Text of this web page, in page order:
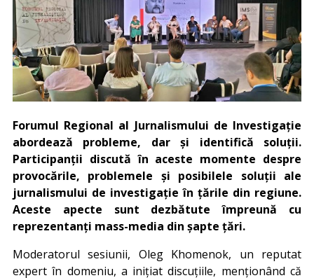
Forumul Regional al Jurnalismului de Investigație
abordează probleme, dar și identifică soluții.
Participanții discută în aceste momente despre
provocările, problemele și posibilele soluții ale
jurnalismului de investigație în țările din regiune.
Aceste apecte sunt dezbătute împreună cu
reprezentanți mass-media din șapte țări.
Moderatorul sesiunii, Oleg Khomenok, un reputat
expert în domeniu, a inițiat discuțiile, menționând că